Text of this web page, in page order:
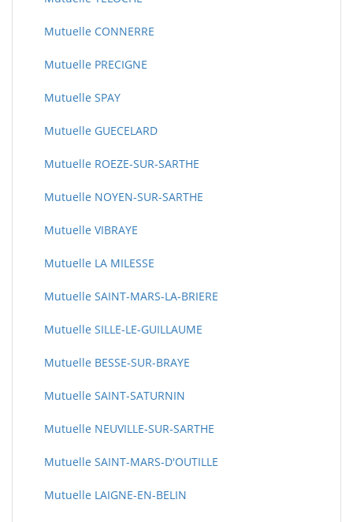
Mutuelle CONNERRE
Mutuelle PRECIGNE
Mutuelle SPAY
Mutuelle GUECELARD
Mutuelle ROEZE-SUR-SARTHE
Mutuelle NOYEN-SUR-SARTHE
Mutuelle VIBRAYE
Mutuelle LA MILESSE
Mutuelle SAINT-MARS-LA-BRIERE
Mutuelle SILLE-LE-GUILLAUME
Mutuelle BESSE-SUR-BRAYE
Mutuelle SAINT-SATURNIN
Mutuelle NEUVILLE-SUR-SARTHE
Mutuelle SAINT-MARS-D'OUTILLE
Mutuelle LAIGNE-EN-BELIN